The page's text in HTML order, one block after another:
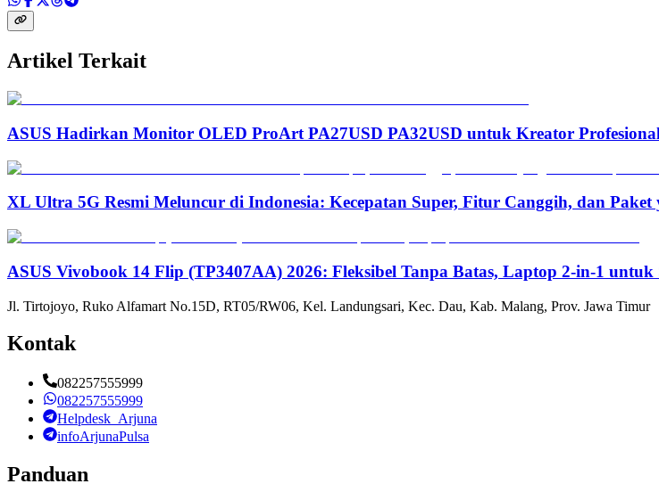
Artikel Terkait
ASUS Hadirkan Monitor OLED ProArt PA27USD PA32USD untuk Kreator Profesional
XL Ultra 5G Resmi Meluncur di Indonesia: Kecepatan Super, Fitur Canggih, dan
ASUS Vivobook 14 Flip (TP3407AA) 2026: Fleksibel Tanpa Batas, Laptop 2-in-1 untuk
Jl. Tirtojoyo, Ruko Alfamart No.15D, RT05/RW06, Kel. Landungsari, Kec. Dau, Kab. Malang, Prov. Jawa Timur
Kontak
082257555999
082257555999
Helpdesk_Arjuna
infoArjunaPulsa
Panduan